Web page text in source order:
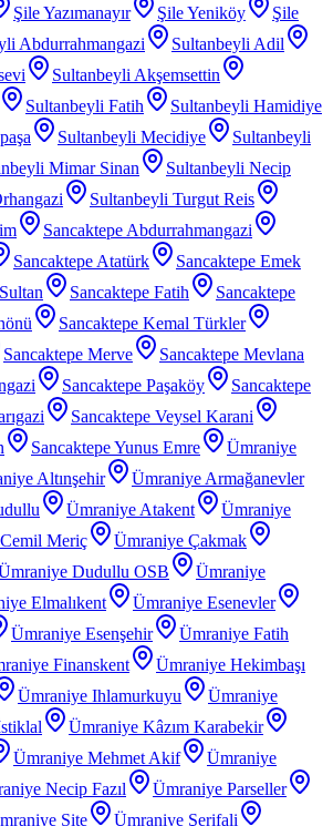
Şile Yazımanayır Şile Yeniköy
Şile
Abdurrahmangazi
Sultanbeyli Adil
Sultanbeyli Akşemsettin
Sultanbeyli Fatih
Sultanbeyli Hamidiye
Sultanbeyli Mecidiye
Sultanbeyli
Mimar Sinan
Sultanbeyli Necip
Sultanbeyli Turgut Reis
Sancaktepe Abdurrahmangazi
Sancaktepe Atatürk
Sancaktepe Emek
Sancaktepe Fatih
Sancaktepe
Sancaktepe Kemal Türkler
Sancaktepe Merve
Sancaktepe Mevlana
Sancaktepe Paşaköy
Sancaktepe
Sancaktepe Veysel Karani
Sancaktepe Yunus Emre
Ümraniye
Altınşehir
Ümraniye Armağanevler
Ümraniye Atakent
Ümraniye
Meriç
Ümraniye Çakmak
Dudullu OSB
Ümraniye
Elmalıkent
Ümraniye Esenevler
Ümraniye Esenşehir
Ümraniye Fatih
Finanskent
Ümraniye Hekimbaşı
Ümraniye Ihlamurkuyu
Ümraniye
Ümraniye Kâzım Karabekir
Ümraniye Mehmet Akif
Ümraniye
Necip Fazıl
Ümraniye Parseller
Site
Ümraniye Şerifali